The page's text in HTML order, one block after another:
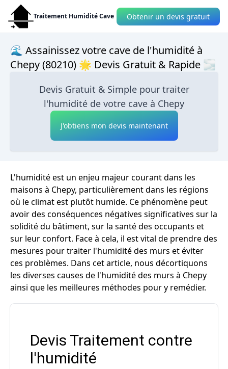
Traitement Humidité Cave Obtenir un devis gratuit
🌊 Assainissez votre cave de l'humidité à
Chepy (80210) 🌟 Devis Gratuit & Rapide 🌫
Devis Gratuit & Simple pour traiter
l'humidité de votre cave à Chepy
J'obtiens mon devis maintenant
L'humidité est un enjeu majeur courant dans les
maisons à Chepy, particulièrement dans les régions
où le climat est plutôt humide. Ce phénomène peut
avoir des conséquences négatives significatives sur la
solidité du bâtiment, sur la santé des occupants et
sur leur confort. Face à cela, il est vital de prendre des
mesures pour traiter l'humidité des murs et éviter
ces problèmes. Dans cet article, nous décortiquons
les diverses causes de l'humidité des murs à Chepy
ainsi que les meilleures méthodes pour y remédier.
Devis Traitement contre
l'humidité